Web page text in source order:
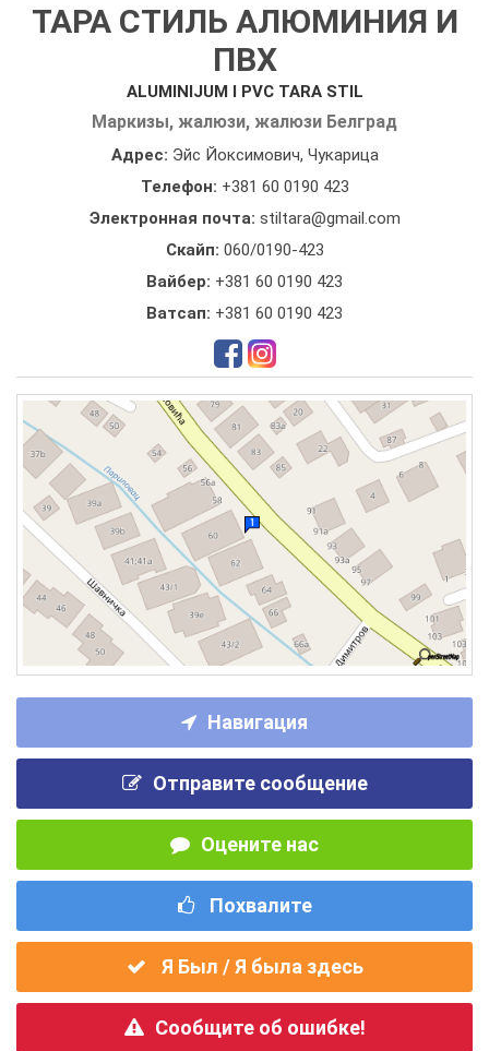
ТАРА СТИЛЬ АЛЮМИНИЯ И
ПВХ
ALUMINIJUM I PVC TARA STIL
Маркизы, жалюзи, жалюзи Белград
Адрес: Эйс Йоксимович, Чукарица
Телефон: +381 60 0190 423
Электронная почта: stiltara@gmail.com
Скайп: 060/0190-423
Вайбер: +381 60 0190 423
Ватсап: +381 60 0190 423
Навигация
Отправите сообщение
Оцените нас
Похвалите
Я Был / Я была здесь
Сообщите об ошибке!